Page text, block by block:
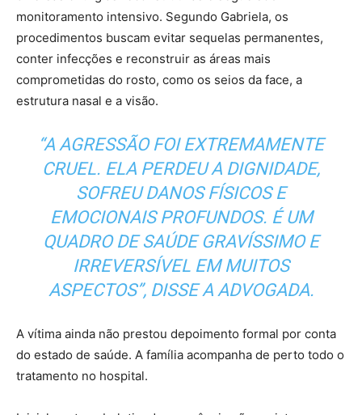
monitoramento intensivo. Segundo Gabriela, os
procedimentos buscam evitar sequelas permanentes,
conter infecções e reconstruir as áreas mais
comprometidas do rosto, como os seios da face, a
estrutura nasal e a visão.
“A AGRESSÃO FOI EXTREMAMENTE
CRUEL. ELA PERDEU A DIGNIDADE,
SOFREU DANOS FÍSICOS E
EMOCIONAIS PROFUNDOS. É UM
QUADRO DE SAÚDE GRAVÍSSIMO E
IRREVERSÍVEL EM MUITOS
ASPECTOS”, DISSE A ADVOGADA.
A vítima ainda não prestou depoimento formal por conta
do estado de saúde. A família acompanha de perto todo o
tratamento no hospital.